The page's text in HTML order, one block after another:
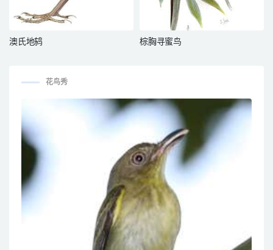
澳氏地鸫 棕胸寻蜜鸟
花鸟秀